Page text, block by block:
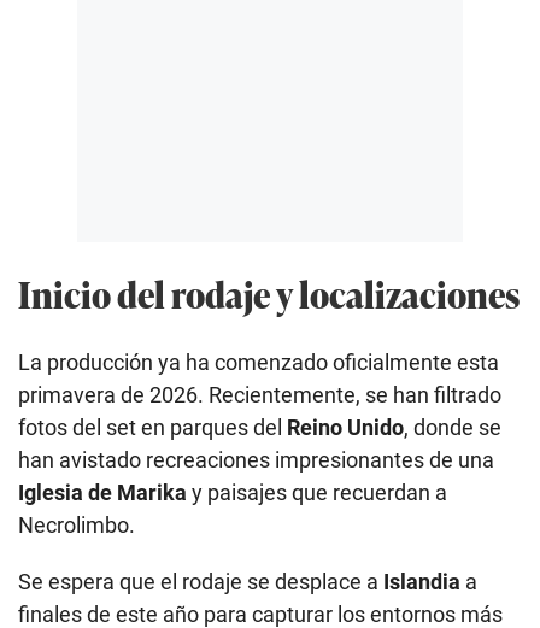
Inicio del rodaje y localizaciones
La producción ya ha comenzado oficialmente esta
primavera de 2026. Recientemente, se han filtrado
fotos del set en parques del Reino Unido, donde se
han avistado recreaciones impresionantes de una
Iglesia de Marika y paisajes que recuerdan a
Necrolimbo.
Se espera que el rodaje se desplace a Islandia a
finales de este año para capturar los entornos más